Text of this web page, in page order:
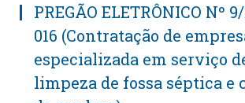
PREGÃO ELETRÔNICO Nº
016 (Contratação de
especializada em serviço
limpeza de fossa séptica e